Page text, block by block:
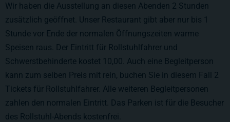
Wir haben die Ausstellung an diesen Abenden 2 Stunden
zusätzlich geöffnet. Unser Restaurant gibt aber nur bis 1
Stunde vor Ende der normalen Öffnungszeiten warme
Speisen raus. Der Eintritt für Rollstuhlfahrer und
Schwerstbehinderte kostet 10,00. Auch eine Begleitperson
kann zum selben Preis mit rein, buchen Sie in diesem Fall 2
Tickets für Rollstuhlfahrer. Alle weiteren Begleitpersonen
zahlen den normalen Eintritt. Das Parken ist für die Besucher
des Rollstuhl-Abends kostenfrei.